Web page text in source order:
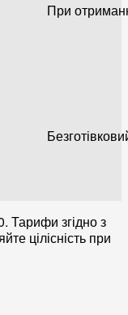
При
Тарифи згідно з
цілісність при